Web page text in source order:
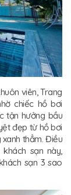
viên, Trang
chiếc hồ bơi
tận hưởng bầu
đẹp từ hồ bơi
thẳm. Điều
sạn này,
sạn 3 sao